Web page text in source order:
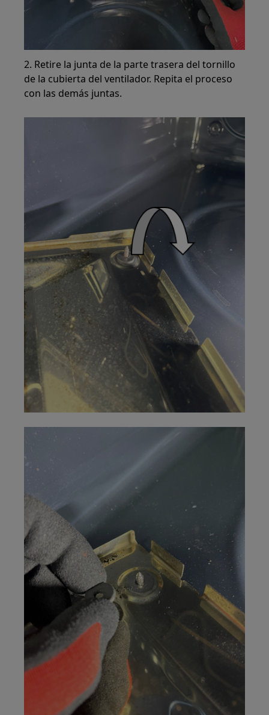
2. Retire la junta de la parte trasera del tornillo
de la cubierta del ventilador. Repita el proceso
con las demás juntas.